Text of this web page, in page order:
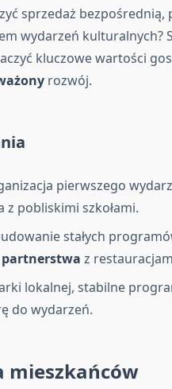
sprzedaż
wydarzeń kulturalnych?
kluczowe wartości
rozwój.
pierwszego
pobliskimi szkołami.
stałych
partnerstwa z
lokalnej, stabilne
do wydarzeń.
mieszkańców